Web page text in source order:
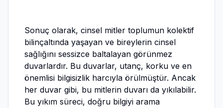
Sonuç olarak, cinsel mitler toplumun kolektif
bilinçaltında yaşayan ve bireylerin cinsel
sağlığını sessizce baltalayan görünmez
duvarlardır. Bu duvarlar, utanç, korku ve en
önemlisi bilgisizlik harcıyla örülmüştür. Ancak
her duvar gibi, bu mitlerin duvarı da yıkılabilir.
Bu yıkım süreci, doğru bilgiyi arama